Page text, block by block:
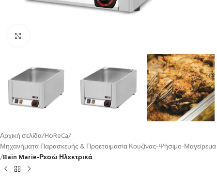
Αρχική σελίδα HoReCa
Μηχανήματα Παρασκευής & Προετοιμασία Κουζίνας-Ψήσιμο-Μαγείρεμα
Bain Marie-Ρεσώ Ηλεκτρικά